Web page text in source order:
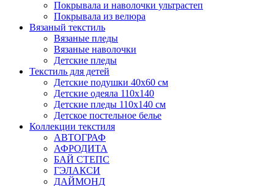
Покрывала и наволочки ультрастеп
Покрывала из велюра
Вязаный текстиль
Вязаные пледы
Вязаные наволочки
Детские пледы
Текстиль для детей
Детские подушки 40х60 см
Детские одеяла 110х140
Детские пледы 110х140 см
Детское постельное белье
Коллекции текстиля
АВТОГРАФ
АФРОДИТА
БАЙ СТЕПС
ГЭЛАКСИ
ДАЙМОНД